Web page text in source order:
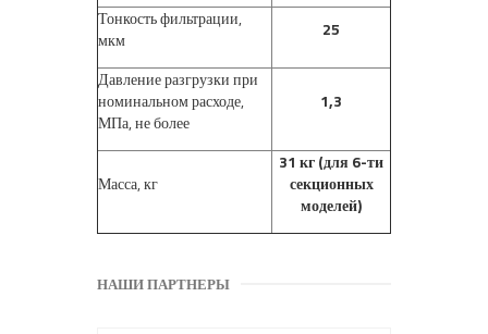
Тонкость фильтрации,
мкм
25
Давление разгрузки при
номинальном расходе,
МПа, не более
1,3
Масса, кг
31 кг (для 6-ти
секционных
моделей)
НАШИ ПАРТНЕРЫ